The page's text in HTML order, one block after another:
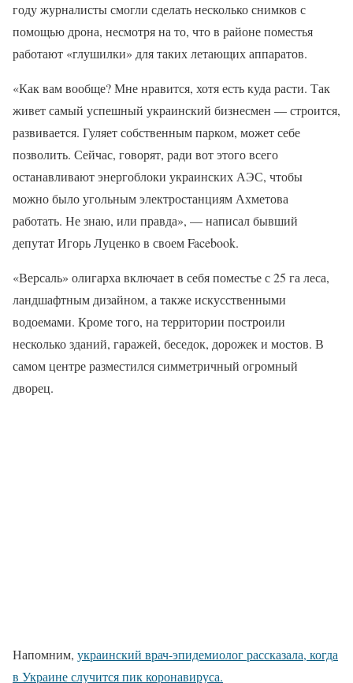
году журналисты смогли сделать несколько снимков с
помощью дрона, несмотря на то, что в районе поместья
работают «глушилки» для таких летающих аппаратов.
«Как вам вообще? Мне нравится, хотя есть куда расти. Так
живет самый успешный украинский бизнесмен — строится,
развивается. Гуляет собственным парком, может себе
позволить. Сейчас, говорят, ради вот этого всего
останавливают энергоблоки украинских АЭС, чтобы
можно было угольным электростанциям Ахметова
работать. Не знаю, или правда», — написал бывший
депутат Игорь Луценко в своем Facebook.
«Версаль» олигарха включает в себя поместье с 25 га леса,
ландшафтным дизайном, а также искусственными
водоемами. Кроме того, на территории построили
несколько зданий, гаражей, беседок, дорожек и мостов. В
самом центре разместился симметричный огромный
дворец.
Напомним, украинский врач-эпидемиолог рассказала, когда
в Украине случится пик коронавируса.